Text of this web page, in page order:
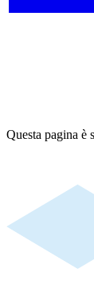
Questa pagina è